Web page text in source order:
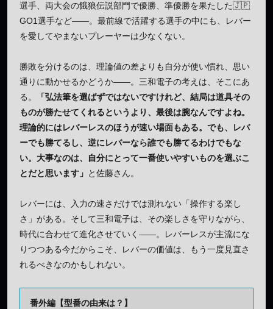
選手、両大会の餓狼伝説部門で優勝、準優勝を果たした🇯🇵
GO1選手など——。最前線で活躍する選手の中にも、レバー
を愛してやまないプレーヤーは少なくない。
勝敗を分けるのは、理論値の差よりも自分が使い慣れ、思い
通りに動かせるかどうか——。三和電子の考えは、そこにあ
る。
「弘法筆を選ばずではないですけれど、結局は道具その
ものが勝たせてくれるというより、最後は腕なんですよね。
理論的にはレバーレスのほうが速い場面もある。でも、レバ
ーでも勝てるし、逆にレバーなら誰でも勝てるわけでもな
い。大事なのは、自分にとって一番使いやすいものを選ぶこ
とだと思います」 と佐藤さん。
レバーには、入力の速さだけでは測れない「操作する楽し
さ」がある。そして三和電子は、その楽しさを守りながら、
時代に合わせて進化させていく——。レバーレスが主流にな
りつつある今だからこそ、レバーの価値は、もう一度見直さ
れるべきなのかもしれない。
番外編【型番の由来は？】